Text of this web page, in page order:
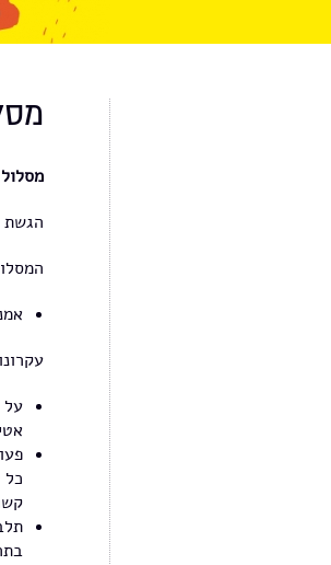
מסלול 4 -
מסלול 4 -
הגשת
על
כל